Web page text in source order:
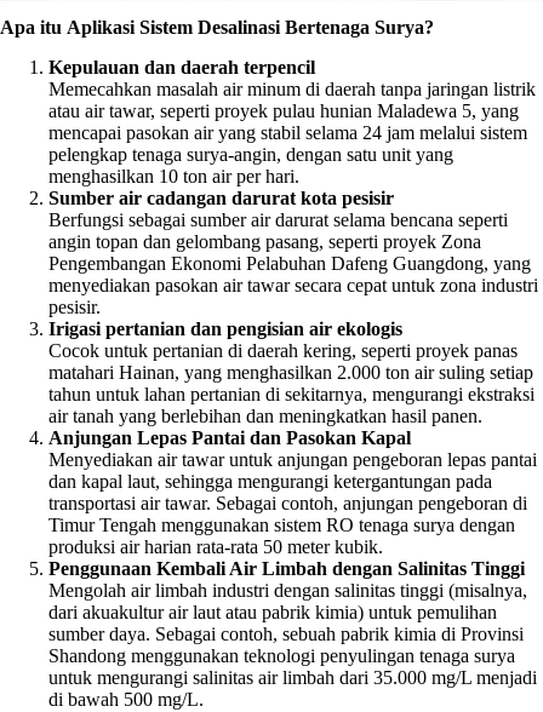
Apa itu AplikasiSistem Desalinasi Bertenaga Surya?
Kepulauan dan daerah terpencil
Memecahkan masalah air minum di daerah tanpa jaringan listrik
atau air tawar, seperti proyek pulau hunian Maladewa 5, yang
mencapai pasokan air yang stabil selama 24 jam melalui sistem
pelengkap tenaga surya-angin, dengan satu unit yang
menghasilkan 10 ton air per hari.
Sumber air cadangan darurat kota pesisir
Berfungsi sebagai sumber air darurat selama bencana seperti
angin topan dan gelombang pasang, seperti proyek Zona
Pengembangan Ekonomi Pelabuhan Dafeng Guangdong, yang
menyediakan pasokan air tawar secara cepat untuk zona industri
pesisir.
Irigasi pertanian dan pengisian air ekologis
Cocok untuk pertanian di daerah kering, seperti proyek panas
matahari Hainan, yang menghasilkan 2.000 ton air suling setiap
tahun untuk lahan pertanian di sekitarnya, mengurangi ekstraksi
air tanah yang berlebihan dan meningkatkan hasil panen.
Anjungan Lepas Pantai dan Pasokan Kapal
Menyediakan air tawar untuk anjungan pengeboran lepas pantai
dan kapal laut, sehingga mengurangi ketergantungan pada
transportasi air tawar. Sebagai contoh, anjungan pengeboran di
Timur Tengah menggunakan sistem RO tenaga surya dengan
produksi air harian rata-rata 50 meter kubik.
Penggunaan Kembali Air Limbah dengan Salinitas Tinggi
Mengolah air limbah industri dengan salinitas tinggi (misalnya,
dari akuakultur air laut atau pabrik kimia) untuk pemulihan
sumber daya. Sebagai contoh, sebuah pabrik kimia di Provinsi
Shandong menggunakan teknologi penyulingan tenaga surya
untuk mengurangi salinitas air limbah dari 35.000 mg/L menjadi
di bawah 500 mg/L.